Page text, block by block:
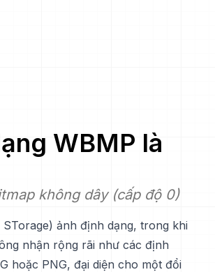
WBMP là
không dây (cấp độ 0)
STorage) ảnh định dạng, trong khi
nhận rộng rãi như các định
hoặc PNG, đại diện cho một đổi